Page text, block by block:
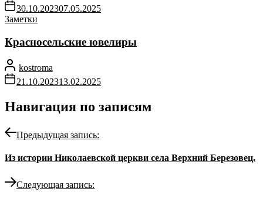
30.10.202307.05.2025
Заметки
Красносельские ювелиры
kostroma
21.10.202313.02.2025
Навигация по записям
Предыдущая запись:
Из истории Николаевской церкви села Верхний Березовец.
Следующая запись: